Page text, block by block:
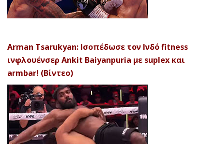
Arman Tsarukyan: Ισοπέδωσε τον Ινδό fitness
ινφλουένσερ Ankit Baiyanpuria με suplex και
armbar! (Βίντεο)